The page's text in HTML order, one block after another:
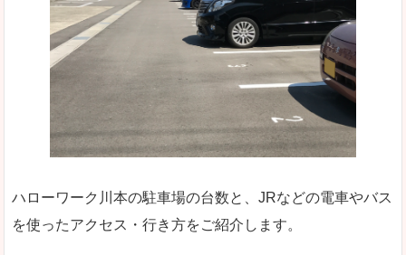
ハローワーク川本の駐車場の台数と、JRなどの電車やバス
を使ったアクセス・行き方をご紹介します。